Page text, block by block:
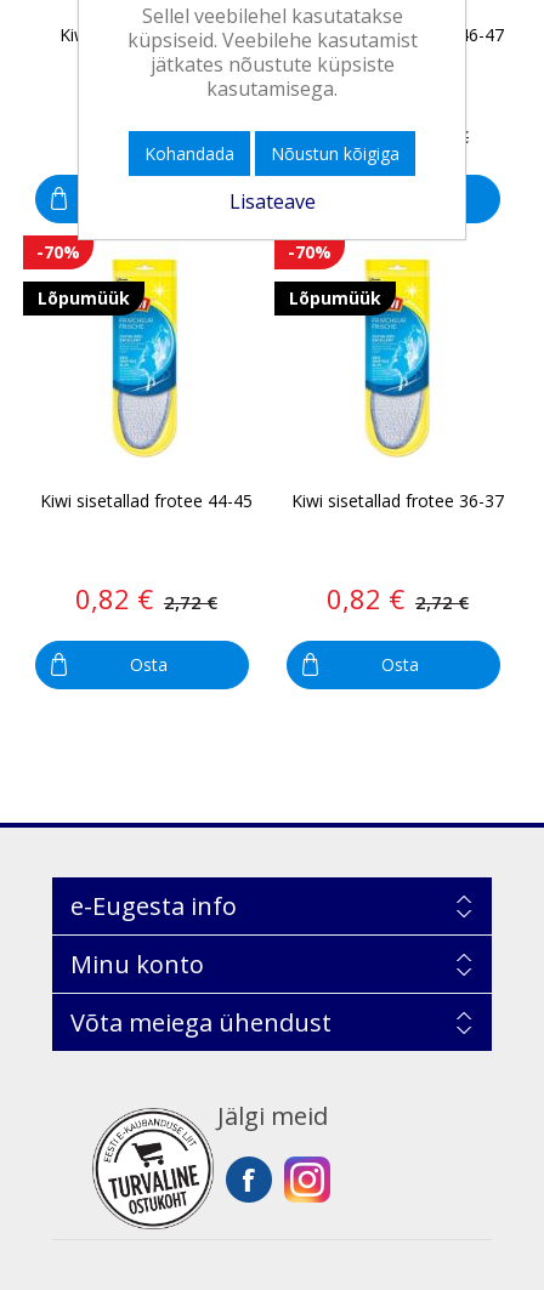
Kiwi sisetallad Elegant
Thermo 44-45
1,07 € 3,56 €
Kiwi sisetallad frotee 46-47
0,82 € 2,72 €
Lõpumüük
-70%
Kiwi sisetallad frotee 44-45
0,82 € 2,72 €
Osta
Lõpumüük
-70%
Kiwi sisetallad frotee 36-37
0,82 € 2,72 €
Osta
e-Eugesta info
Minu konto
Võta meiega ühendust
Jälgi meid
Sellel veebilehel kasutatakse
küpsiseid. Veebilehe kasutamist
jätkates nõustute küpsiste
kasutamisega.
Kohandada Nõustun kõigiga
Lisateave